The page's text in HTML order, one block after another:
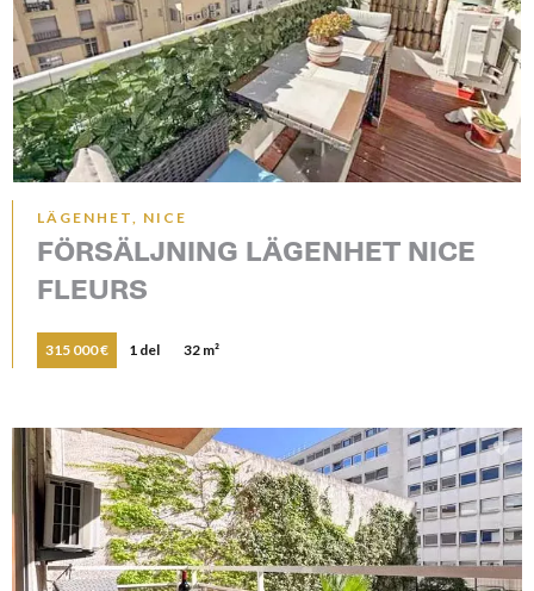
LÄGENHET, NICE
FÖRSÄLJNING LÄGENHET NICE
FLEURS
315 000 € 1 del 32 m²